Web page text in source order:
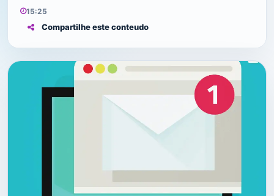
15:25
Compartilhe este conteudo